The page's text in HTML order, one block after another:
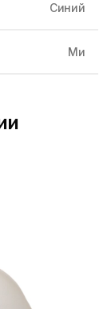
Синий
Ми